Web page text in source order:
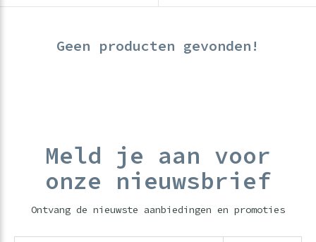
Geen producten gevonden!
Meld je aan voor
onze nieuwsbrief
Ontvang de nieuwste aanbiedingen en promoties